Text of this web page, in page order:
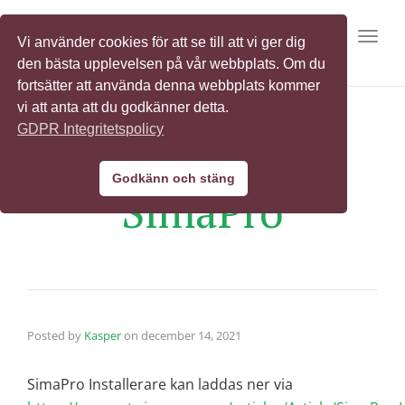
Installera
SimaPro
Posted by Kasperon december 14, 2021
SimaPro Installerare kan laddas ner via
Vi använder cookies för att se till att vi ger dig
den bästa upplevelsen på vår webbplats. Om du
fortsätter att använda denna webbplats kommer
vi att anta att du godkänner detta.
GDPR Integritetspolicy
Godkänn och stäng